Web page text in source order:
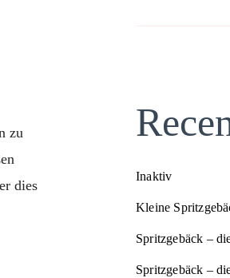
zu
dies
Inaktiv
Kleine
Spritzgebäck –
Spritzgebäck –